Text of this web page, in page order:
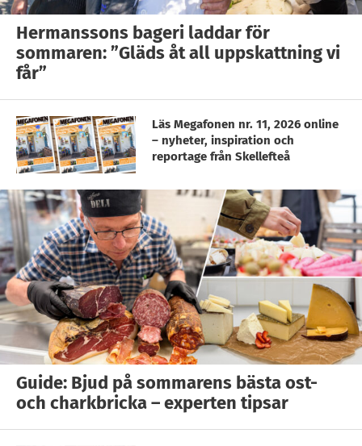
Hermanssons bageri laddar för
sommaren: ”Gläds åt all uppskattning vi
får”
Läs Megafonen nr. 11, 2026 online
– nyheter, inspiration och
reportage från Skellefteå
Guide: Bjud på sommarens bästa ost-
och charkbricka – experten tipsar